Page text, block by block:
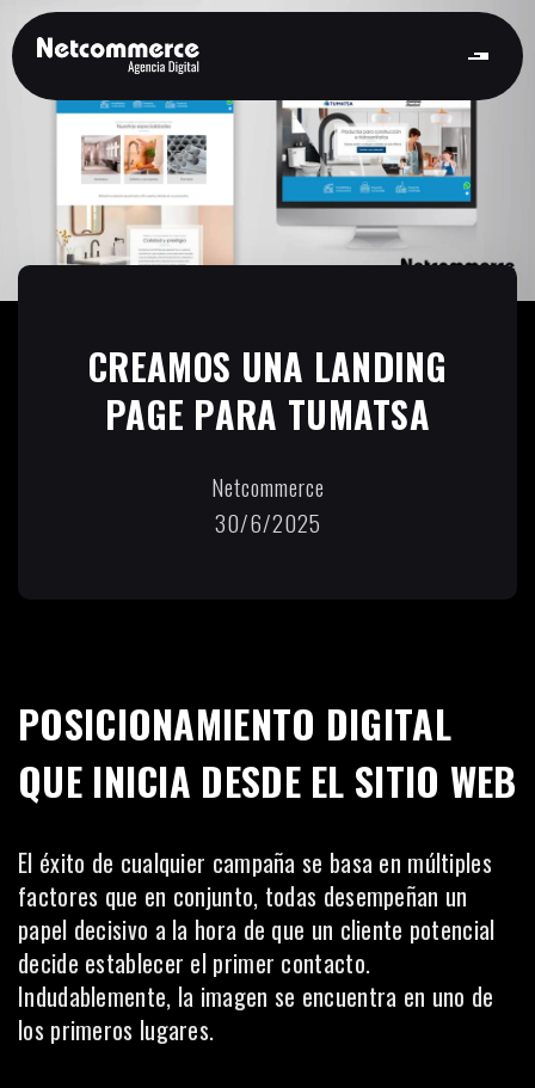
CREAMOS UNA LANDING
PAGE PARA TUMATSA
Netcommerce
30/6/2025
POSICIONAMIENTO DIGITAL
QUE INICIA DESDE EL SITIO WEB
El éxito de cualquier campaña se basa en múltiples
factores que en conjunto, todas desempeñan un
papel decisivo a la hora de que un cliente potencial
decide establecer el primer contacto.
Indudablemente, la imagen se encuentra en uno de
los primeros lugares.